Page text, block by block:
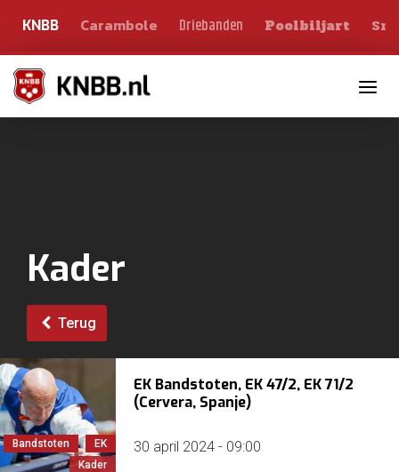
KNBB Carambole Driebanden Poolbiljart
Kader
Terug
Bandstoten
EK
Kader
EK Bandstoten, EK 47/2, EK 71/2
(Cervera, Spanje)
30 april 2024 - 09:00